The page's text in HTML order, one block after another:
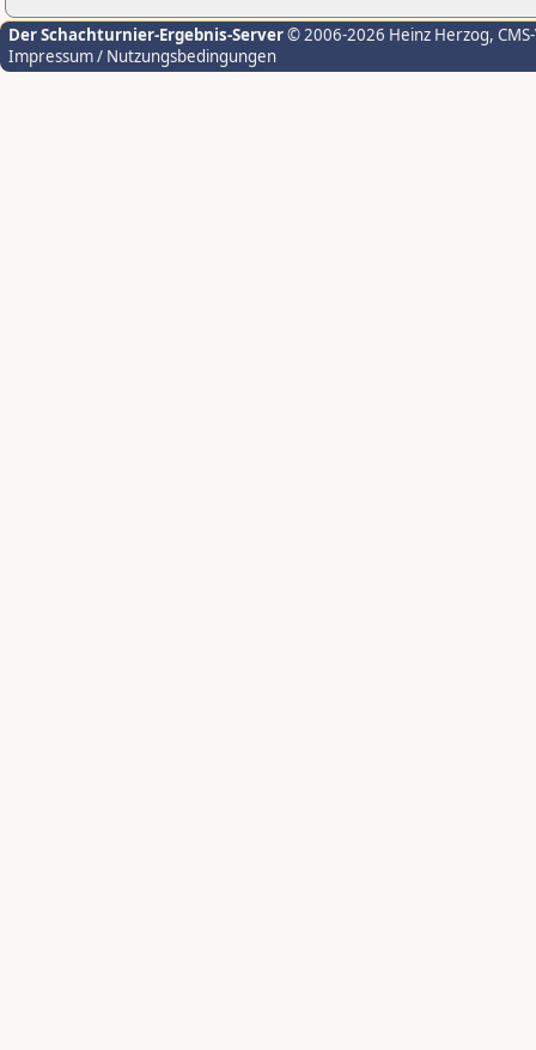
Der Schachturnier-Ergebnis-Server© 2006-2026 Heinz Herzog,
Impressum / Nutzungsbedingungen